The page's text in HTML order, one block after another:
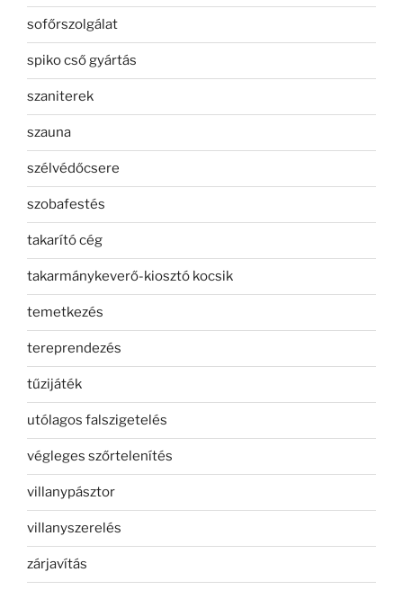
sofőrszolgálat
spiko cső gyártás
szaniterek
szauna
szélvédőcsere
szobafestés
takarító cég
takarmánykeverő-kiosztó kocsik
temetkezés
tereprendezés
tűzijáték
utólagos falszigetelés
végleges szőrtelenítés
villanypásztor
villanyszerelés
zárjavítás